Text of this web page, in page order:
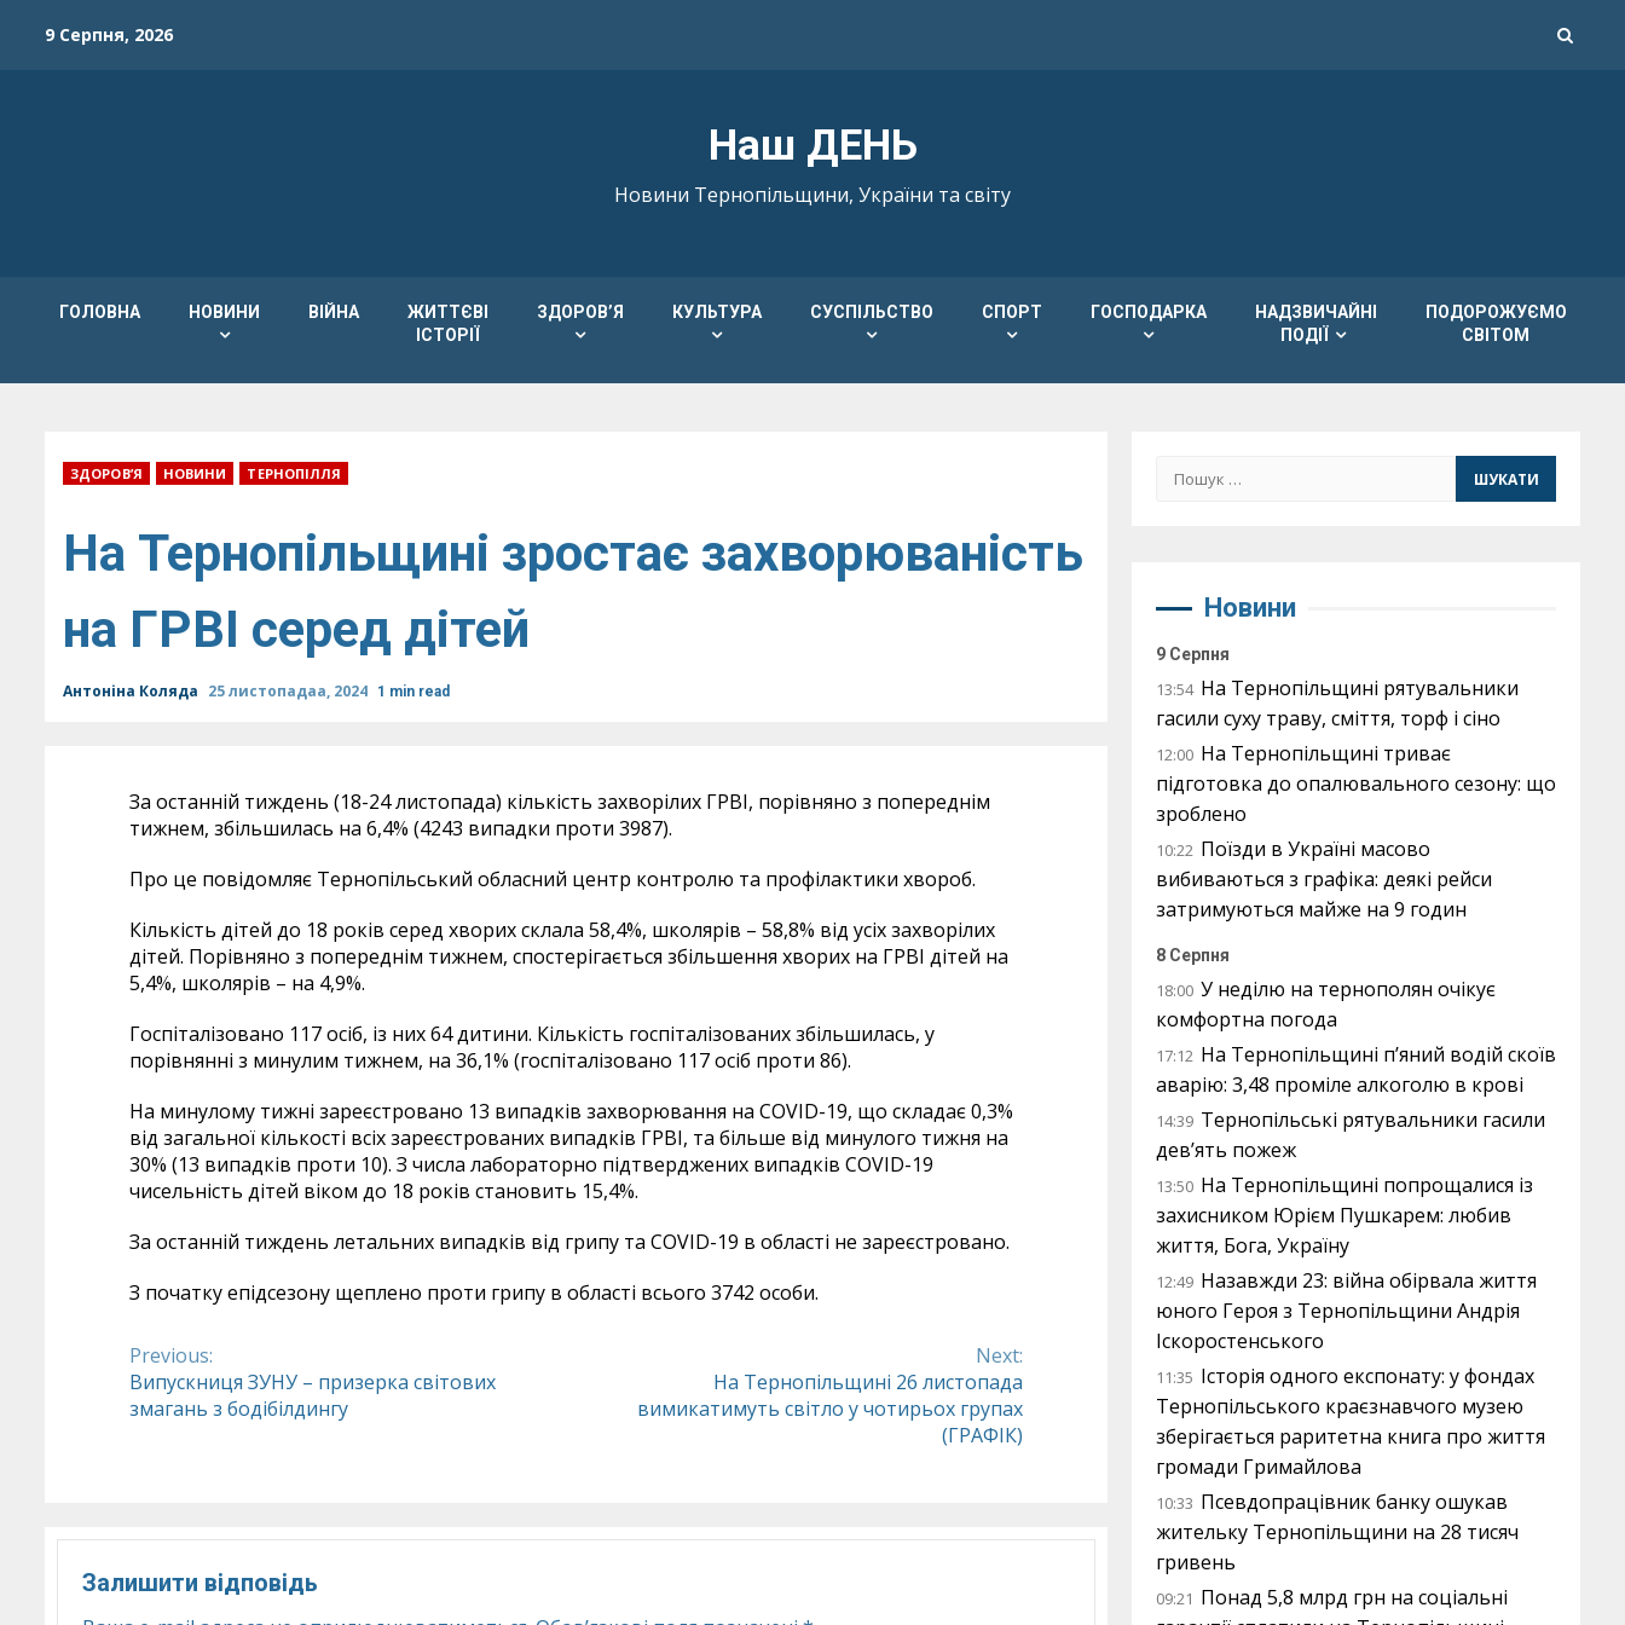
9 Серпня, 2026
Наш ДЕНЬ
Новини Тернопільщини, України та світу
ГОЛОВНА НОВИНИ ВІЙНА
ЖИТТЄВІ
ІСТОРІЇ
ЗДОРОВ’Я КУЛЬТУРА СУСПІЛЬСТВО СПОРТ ГОСПОДАРКА
НАДЗВИЧАЙНІ
ПОДІЇ
ПОДОРОЖУЄМО
СВІТОМ
ЗДОРОВ’Я НОВИНИ ТЕРНОПІЛЛЯ
На Тернопільщині зростає захворюваність
на ГРВІ серед дітей
Антоніна Коляда 25 листопадаа, 2024 1 min read
За останній тиждень (18-24 листопада) кількість захворілих ГРВІ, порівняно з попереднім
тижнем, збільшилась на 6,4% (4243 випадки проти 3987).
Про це повідомляє Тернопільський обласний центр контролю та профілактики хвороб.
Кількість дітей до 18 років серед хворих склала 58,4%, школярів – 58,8% від усіх захворілих
дітей. Порівняно з попереднім тижнем, спостерігається збільшення хворих на ГРВІ дітей на
5,4%, школярів – на 4,9%.
Госпіталізовано 117 осіб, із них 64 дитини. Кількість госпіталізованих збільшилась, у
порівнянні з минулим тижнем, на 36,1% (госпіталізовано 117 осіб проти 86).
На минулому тижні зареєстровано 13 випадків захворювання на COVID-19, що складає 0,3%
від загальної кількості всіх зареєстрованих випадків ГРВІ, та більше від минулого тижня на
30% (13 випадків проти 10). З числа лабораторно підтверджених випадків COVID-19
чисельність дітей віком до 18 років становить 15,4%.
За останній тиждень летальних випадків від грипу та COVID-19 в області не зареєстровано.
З початку епідсезону щеплено проти грипу в області всього 3742 особи.
Continue
Reading
Previous:
Випускниця ЗУНУ – призерка світових
змагань з бодібілдингу
Next:
На Тернопільщині 26 листопада
вимикатимуть світло у чотирьох групах
(ГРАФІК)
Залишити відповідь
Пошук:
Новини
9 Серпня
13:54 На Тернопільщині рятувальники
гасили суху траву, сміття, торф і сіно
12:00 На Тернопільщині триває
підготовка до опалювального сезону: що
зроблено
10:22 Поїзди в Україні масово
вибиваються з графіка: деякі рейси
затримуються майже на 9 годин
8 Серпня
18:00 У неділю на тернополян очікує
комфортна погода
17:12 На Тернопільщині п’яний водій скоїв
аварію: 3,48 проміле алкоголю в крові
14:39 Тернопільські рятувальники гасили
дев’ять пожеж
13:50 На Тернопільщині попрощалися із
захисником Юрієм Пушкарем: любив
життя, Бога, Україну
12:49 Назавжди 23: війна обірвала життя
юного Героя з Тернопільщини Андрія
Іскоростенського
11:35 Історія одного експонату: у фондах
Тернопільського краєзнавчого музею
зберігається раритетна книга про життя
громади Гримайлова
10:33 Псевдопрацівник банку ошукав
жительку Тернопільщини на 28 тисяч
гривень
09:21 Понад 5,8 млрд грн на соціальні